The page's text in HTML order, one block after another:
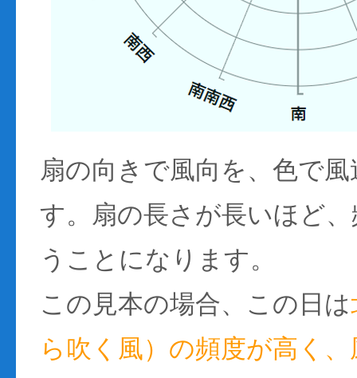
扇の向きで風向を、色で
す。扇の長さが長いほど
うことになります。
この見本の場合、この日は
ら吹く風）の頻度が高く